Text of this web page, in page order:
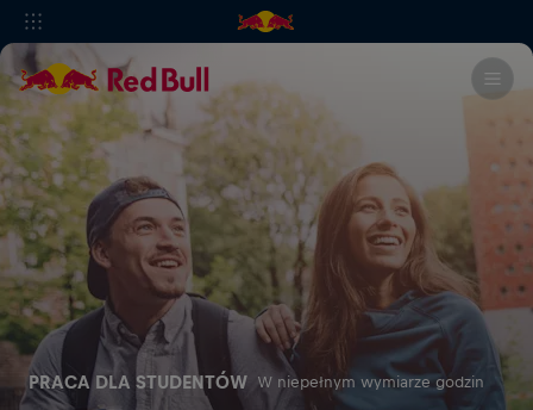
PRACA DLA STUDENTÓW W niepełnym wymiarze godzin